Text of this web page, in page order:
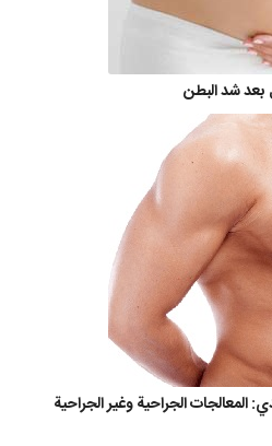
بعد شد البطن
الجراحية وغير الجراحية